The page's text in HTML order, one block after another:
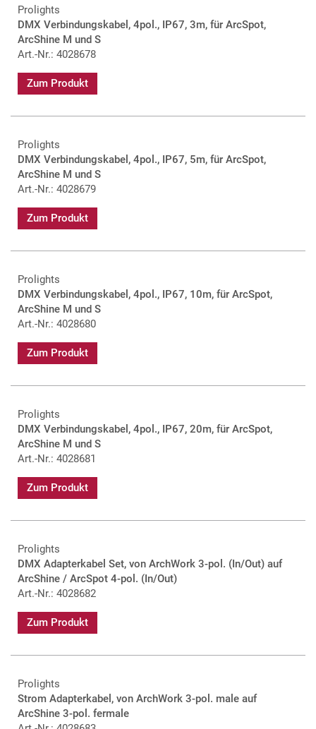
Prolights
DMX Verbindungskabel, 4pol., IP67, 3m, für ArcSpot,
ArcShine M und S
Art.-Nr.: 4028678
Zum Produkt
Prolights
DMX Verbindungskabel, 4pol., IP67, 5m, für ArcSpot,
ArcShine M und S
Art.-Nr.: 4028679
Zum Produkt
Prolights
DMX Verbindungskabel, 4pol., IP67, 10m, für ArcSpot,
ArcShine M und S
Art.-Nr.: 4028680
Zum Produkt
Prolights
DMX Verbindungskabel, 4pol., IP67, 20m, für ArcSpot,
ArcShine M und S
Art.-Nr.: 4028681
Zum Produkt
Prolights
DMX Adapterkabel Set, von ArchWork 3-pol. (In/Out) auf
ArcShine / ArcSpot 4-pol. (In/Out)
Art.-Nr.: 4028682
Zum Produkt
Prolights
Strom Adapterkabel, von ArchWork 3-pol. male auf
ArcShine 3-pol. fermale